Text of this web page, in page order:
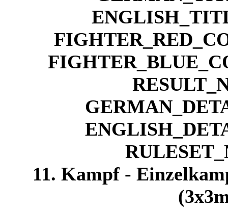
11. Kampf -